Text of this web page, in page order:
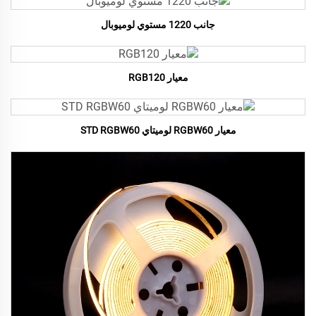
جانب 1220 مستوي لوميوبال
معيار RGB120
معيار RGBW60 لوميتاي STD RGBW60